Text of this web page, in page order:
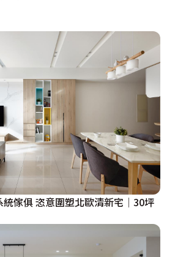
統傢俱 恣意圍塑北歐清新宅│30坪